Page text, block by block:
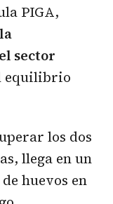
PIGA,
sector
equilibrio
los dos
llega en un
huevos en